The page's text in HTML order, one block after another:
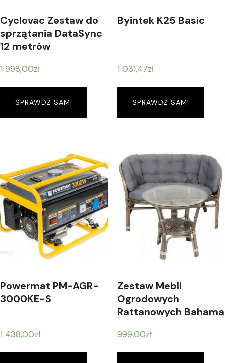
Cyclovac Zestaw do
sprzątania DataSync
12 metrów
1 998,00zł
SPRAWDŹ SAM!
Byintek K25 Basic
1 031,47zł
SPRAWDŹ SAM!
Powermat PM-AGR-
3000KE-S
1 438,00zł
Zestaw Mebli
Ogrodowych
Rattanowych Bahama
999,00zł